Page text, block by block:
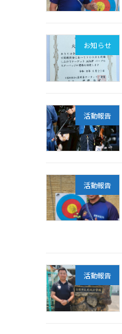
お知らせ
活動報告
活動報告
活動報告